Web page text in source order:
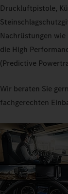
Druckluftpistole,
Nachrüstungen
die High
(Predictive
Wir beraten Sie
fachgerechten